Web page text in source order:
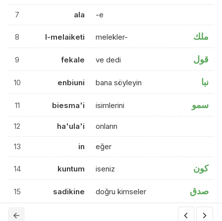
7 ala -e
8 l-melaiketi melekler- ملك
9 fekale ve dedi قول
10 enbiuni bana söyleyin نبا
11 biesma'i isimlerini سمو
12 ha'ula'i onların
13 in eğer
14 kuntum iseniz كون
15 sadikine doğru kimseler صدق